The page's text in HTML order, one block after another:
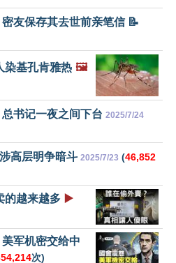
友保存其去世前亲笔信 📝
染基孔肯雅热 🖼️
书记一夜之间下台 2025/7/24
高层明争暗斗 2025/7/23 (46,852
的越来越多 ▶️
美军机密交给中
次)